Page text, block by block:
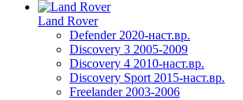
Land Rover
Defender 2020-наст.вр.
Discovery 3 2005-2009
Discovery 4 2010-наст.вр.
Discovery Sport 2015-наст.вр.
Freelander 2003-2006